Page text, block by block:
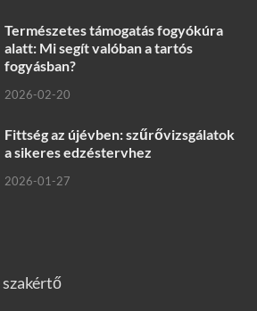
Természetes támogatás fogyókúra
alatt: Mi segít valóban a tartós
fogyásban?
2026-02-20
Fittség az újévben: szűrővizsgálatok
a sikeres edzéstervhez
2026-01-27
szakértő